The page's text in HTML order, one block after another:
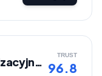
Usługi wodno-kanalizacyjne | Z.I.S WOD-KAN Dominik Bluszcz TRUST
96.8